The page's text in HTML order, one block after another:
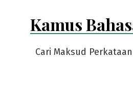
Kamus
Cari Maksud